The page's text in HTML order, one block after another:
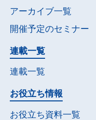
アーカイブ一覧
開催予定のセミナー
連載一覧
連載一覧
お役立ち情報
お役立ち資料一覧